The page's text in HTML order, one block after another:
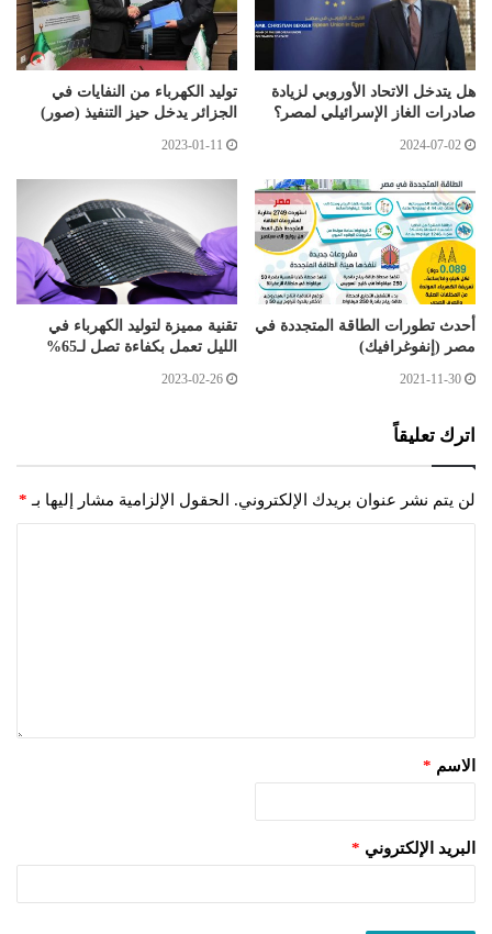
هل يتدخل الاتحاد الأوروبي لزيادة
صادرات الغاز الإسرائيلي لمصر؟
2024-07-02
توليد الكهرباء من النفايات في
الجزائر يدخل حيز التنفيذ (صور)
2023-01-11
أحدث تطورات الطاقة المتجددة في
مصر (إنفوغرافيك)
2021-11-30
تقنية مميزة لتوليد الكهرباء في
الليل تعمل بكفاءة تصل لـ65%
2023-02-26
اترك تعليقاً
لن يتم نشر عنوان بريدك الإلكتروني. الحقول الإلزامية مشار إليها بـ *
الاسم *
البريد الإلكتروني *